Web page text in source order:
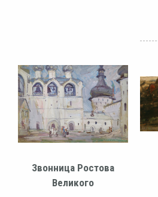
Звонница Ростова
Великого